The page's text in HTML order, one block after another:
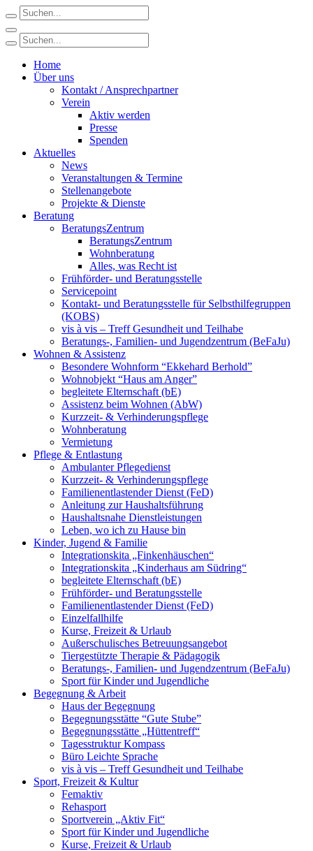
Home
Über uns
Kontakt / Ansprechpartner
Verein
Aktiv werden
Presse
Spenden
Aktuelles
News
Veranstaltungen & Termine
Stellenangebote
Projekte & Dienste
Beratung
BeratungsZentrum
BeratungsZentrum
Wohnberatung
Alles, was Recht ist
Frühförder- und Beratungsstelle
Servicepoint
Kontakt- und Beratungsstelle für Selbsthilfegruppen
(KOBS)
vis à vis – Treff Gesundheit und Teilhabe
Beratungs-, Familien- und Jugendzentrum (BeFaJu)
Wohnen & Assistenz
Besondere Wohnform “Ekkehard Berhold”
Wohnobjekt “Haus am Anger”
begleitete Elternschaft (bE)
Assistenz beim Wohnen (AbW)
Kurzzeit- & Verhinderungspflege
Wohnberatung
Vermietung
Pflege & Entlastung
Ambulanter Pflegedienst
Kurzzeit- & Verhinderungspflege
Familienentlastender Dienst (FeD)
Anleitung zur Haushaltsführung
Haushaltsnahe Dienstleistungen
Leben, wo ich zu Hause bin
Kinder, Jugend & Familie
Integrationskita „Finkenhäuschen“
Integrationskita „Kinderhaus am Südring“
begleitete Elternschaft (bE)
Frühförder- und Beratungsstelle
Familienentlastender Dienst (FeD)
Einzelfallhilfe
Kurse, Freizeit & Urlaub
Außerschulisches Betreuungsangebot
Tiergestützte Therapie & Pädagogik
Beratungs-, Familien- und Jugendzentrum (BeFaJu)
Sport für Kinder und Jugendliche
Begegnung & Arbeit
Haus der Begegnung
Begegnungsstätte “Gute Stube”
Begegnungsstätte „Hüttentreff“
Tagesstruktur Kompass
Büro Leichte Sprache
vis à vis – Treff Gesundheit und Teilhabe
Sport, Freizeit & Kultur
Femaktiv
Rehasport
Sportverein „Aktiv Fit“
Sport für Kinder und Jugendliche
Kurse, Freizeit & Urlaub